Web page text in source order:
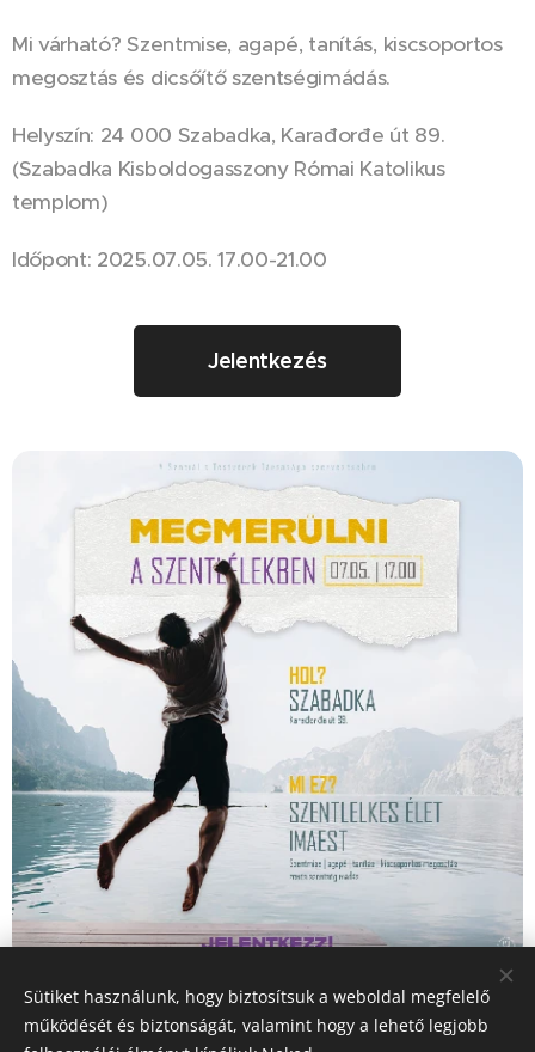
Mi várható? Szentmise, agapé, tanítás, kiscsoportos
megosztás és dicsőítő szentségimádás.
Helyszín: 24 000 Szabadka, Karađorđe út 89.
(Szabadka Kisboldogasszony Római Katolikus
templom)
Időpont: 2025.07.05. 17.00-21.00
Jelentkezés
Share
Sütiket használunk, hogy biztosítsuk a weboldal megfelelő
működését és biztonságát, valamint hogy a lehető legjobb